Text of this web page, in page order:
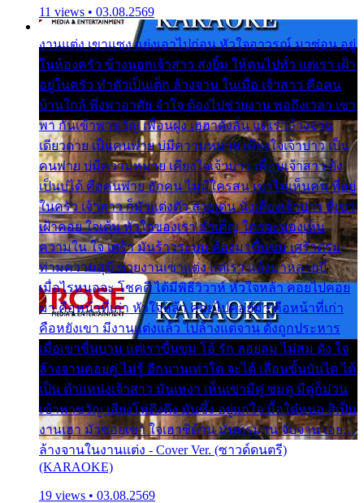
11 views • 03.08.2569
งานแต่ง เขาแซง แย่งเอาไปก่อน หัวใจอาวรณ์ มาซ่อน อยู่
ในห้องครัว ข้างนอกเจ้าสาว ส่งยิ้ม ให้คนไปทั่ว แต่เรา เฝ้า
อยู่ในครัว ทำตัวเป็นเด็ก ล้างจาน ในเมื่อ เจ้าสาว คือคน
บ้านใกล้ พึ่งพาอาศัย จำใจ ต้องไปช่วยงาน พอถึงเวลา เขา
พา กันเข้าพาขวัญ เพื่อนฝูง เฮฮาดังลั่น แต่เราล้างจาน
เดียวดาย เป็นคนพ่าย บ่มีความหมาย เคียงใจเจ้าบ่าว เป็น
คนพ่าย บ่มีความหมาย เคียงใจเจ้าบ่าว เพื่อนเจ้าสาว ยัง
เป็นบ่ได้ คือคนพ่าย ฮักคน ไม่มีใครสน เขาไม่เห็นคน ที่อยู่
ในครัว เจ้าสาว ก็มัวแต่งตัว สวยเด่น นั่งเคียงเจ้าบ่าว ที่เขา
เฝ้าคอย ใจเต้น หัวใจของเรา ลำเค็ญ ใครจะมองเห็น
ความใน ใจ เศร้า มันร้าวระบม ต้องมาขื่นขม เศร้าตรม
ท่ามความสุขี ช่วยงานเขาแต่ง แต่เรา แล้งมาหลายปี
เมื่อไรหนอจะ โชคดี ได้มีพิธีวิวาห์ หัวใจหล้า คอยไปคอย
มา คือหน้าที่เก่า หัวใจหล้า คอยไปคอยมา คือหน้าที่เก่า
คือหยังเขา มีงานแต่งแล้ว ไปล้างแต่จาน ดั่งถูกประหาร
เมื่อเขาชื่นบาน แต่เราขื่นขม โอ้ รัก ลอยลม ไม่สม ดัง ใจ
ล้างจานคอยคู่ ไม่รู้ อีกนานเท่าใด จะได้ เลื่อนขั้นบันได ได้
เป็น ตำแหน่งเจ้าสาว มันเหงา เห็นเขามีคู่ ซมดู มีคู่ก็ม่วน
เข้าพาขวัญ เสียงโห่ตึงตึง มันซึ้ง อยู่แก่ใจ มื้อใด๋หนอ สิเป็น
งานเฮา มัวซอยเขา ใจเฮาซิด้าน มันทรมาน จับจาน เอย…
ล้างจานในงานแต่ง - Cover Ver. (ซาวด์ดนตรี)
(KARAOKE)
19 views • 03.08.2569